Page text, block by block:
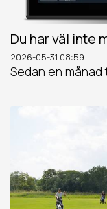
Du har väl inte
2026-05-31 08:59
Sedan en